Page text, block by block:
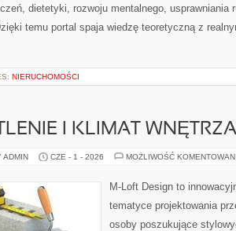
dietetyki, rozwoju mentalnego, usprawniania
temu portal spaja wiedzę teoretyczną z
NIERUCHOMOŚCI
I KLIMAT WNĘTRZA
ADMIN CZE - 1 - 2026 MOŻLIWOŚĆ
M-Loft Design to
tematyce projektowania
osoby poszukujące